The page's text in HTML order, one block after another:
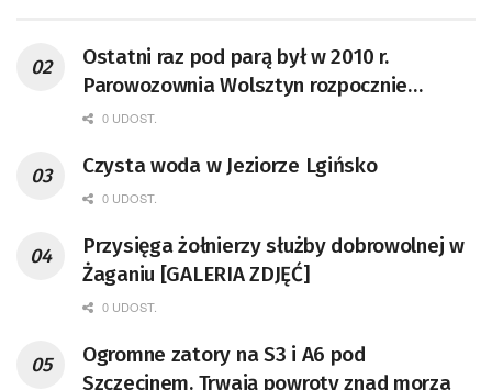
Ostatni raz pod parą był w 2010 r.
Parowozownia Wolsztyn rozpocznie
remont unikatowego Tr5-65
0 UDOST.
Czysta woda w Jeziorze Lgińsko
0 UDOST.
Przysięga żołnierzy służby dobrowolnej w
Żaganiu [GALERIA ZDJĘĆ]
0 UDOST.
Ogromne zatory na S3 i A6 pod
Szczecinem. Trwają powroty znad morza